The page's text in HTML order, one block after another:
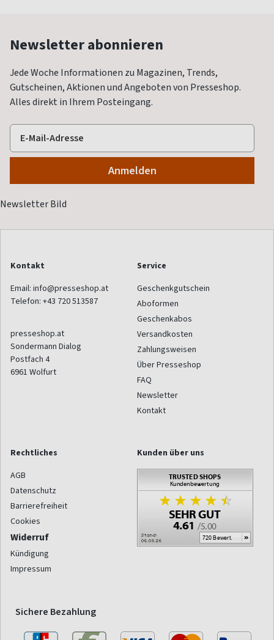
Newsletter abonnieren
Jede Woche Informationen zu Magazinen, Trends,
Gutscheinen, Aktionen und Angeboten von Presseshop.
Alles direkt in Ihrem Posteingang.
Kontakt
Email: info@presseshop.at
Telefon: +43 720 513587
presseshop.at
Sondermann Dialog
Postfach 4
6961 Wolfurt
Service
Geschenkgutschein
Aboformen
Geschenkabos
Versandkosten
Zahlungsweisen
Über Presseshop
FAQ
Newsletter
Kontakt
Rechtliches
AGB
Datenschutz
Barrierefreiheit
Cookies
Widerruf
Kündigung
Impressum
Kunden über uns
Sichere Bezahlung